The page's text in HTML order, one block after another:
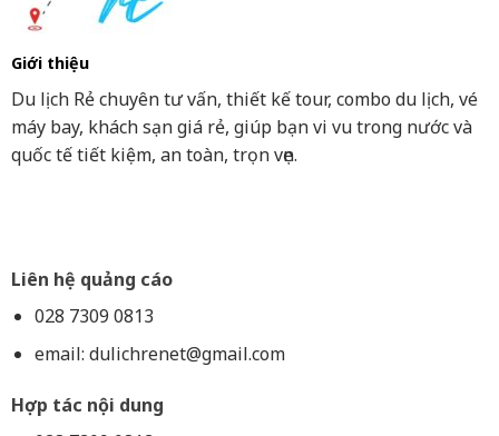
Giới thiệu
Du lịch Rẻ chuyên tư vấn, thiết kế tour, combo du lịch, vé
máy bay, khách sạn giá rẻ, giúp bạn vi vu trong nước và
quốc tế tiết kiệm, an toàn, trọn vẹn.
Liên hệ quảng cáo
028 7309 0813
email: dulichrenet@gmail.com
Hợp tác nội dung